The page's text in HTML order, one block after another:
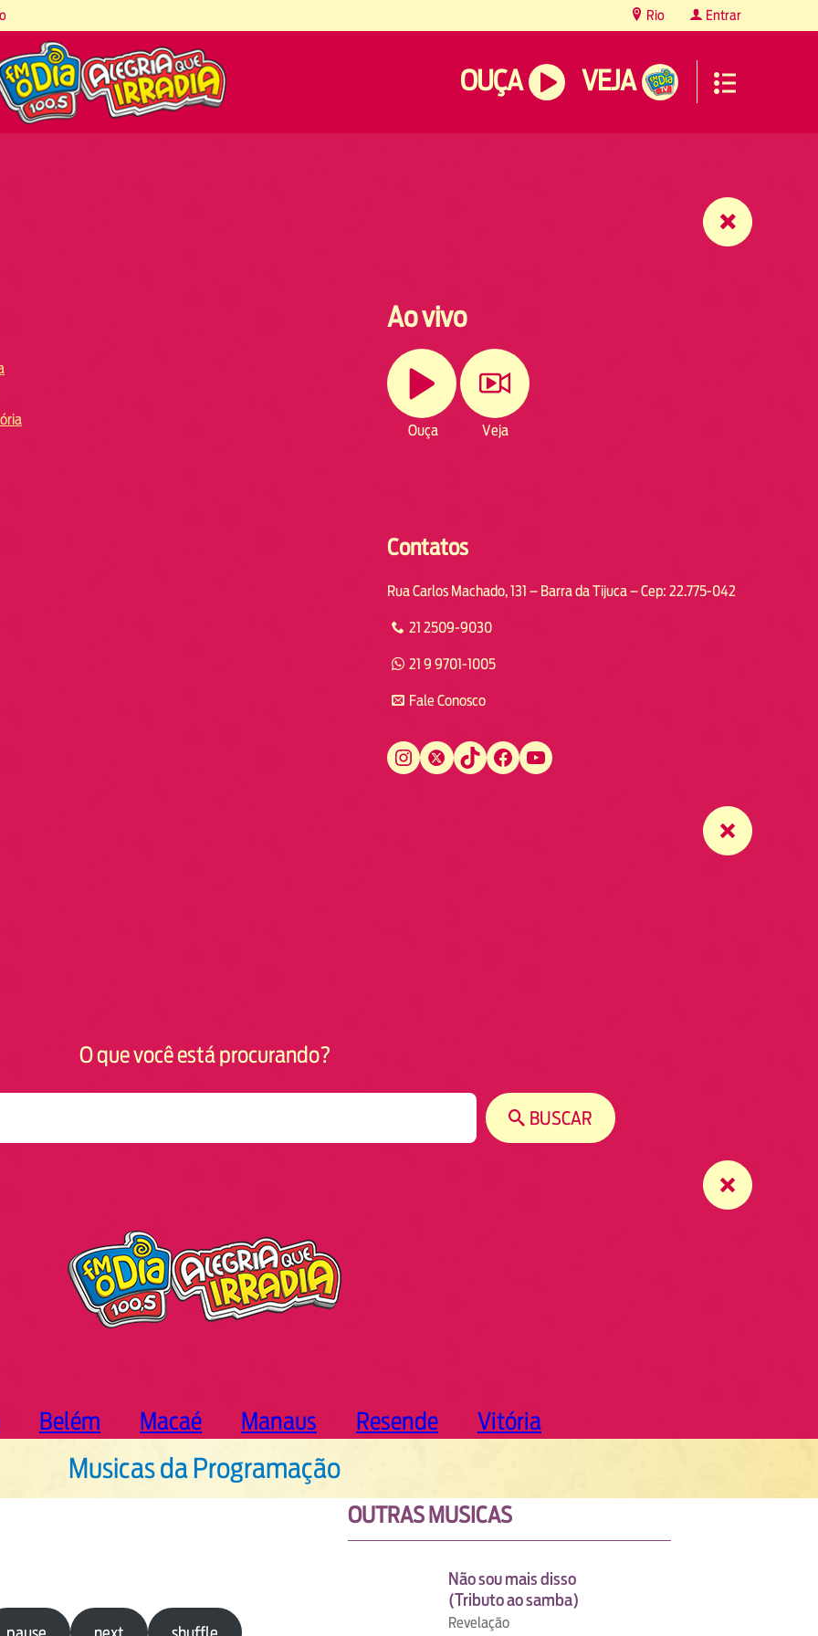
Rio Entrar
OUÇA VEJA
Ao vivo
Ouça Veja
Contatos
Rua Carlos Machado, 131 – Barra da Tijuca – Cep: 22.775-042
21 2509-9030
21 9 9701-1005
Fale Conosco
Instagram Twitter TikTok Facebook YouTube
O que você está procurando?
BUSCAR
Belém Macaé Manaus Resende Vitória
Musicas da Programação
OUTRAS MUSICAS
Não sou mais disso
(Tributo ao samba)
Revelação